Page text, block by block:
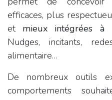
efficaces, plus
et mieux intégrées à
Nudges, incitants,
alimentaire…
De nombreux outils
comportements